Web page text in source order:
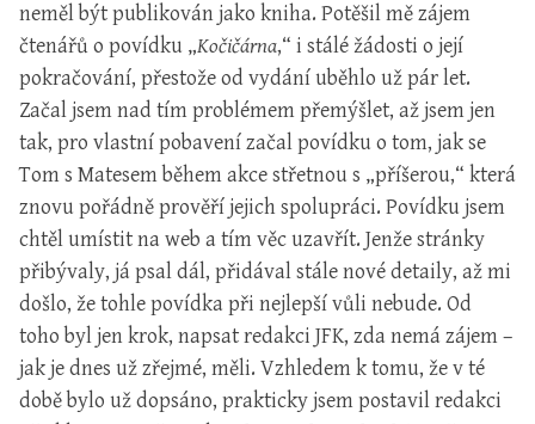
neměl být publikován jako kniha. Potěšil mě zájem
čtenářů o povídku „Kočičárna,“ i stálé žádosti o její
pokračování, přestože od vydání uběhlo už pár let.
Začal jsem nad tím problémem přemýšlet, až jsem jen
tak, pro vlastní pobavení začal povídku o tom, jak se
Tom s Matesem během akce střetnou s „příšerou,“ která
znovu pořádně prověří jejich spolupráci. Povídku jsem
chtěl umístit na web a tím věc uzavřít. Jenže stránky
přibývaly, já psal dál, přidával stále nové detaily, až mi
došlo, že tohle povídka při nejlepší vůli nebude. Od
toho byl jen krok, napsat redakci JFK, zda nemá zájem –
jak je dnes už zřejmé, měli. Vzhledem k tomu, že v té
době bylo už dopsáno, prakticky jsem postavil redakci